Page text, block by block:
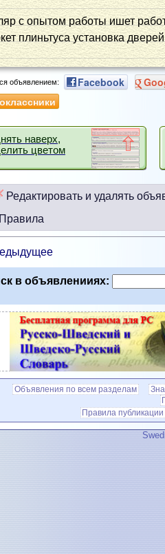
с опытом работы ишет
плиньтуса установка
объявлением: Facebook
наверх,
цветом
Редактировать и удалять
в объявленииях:
Объявления по всем разделам
Правила публикации